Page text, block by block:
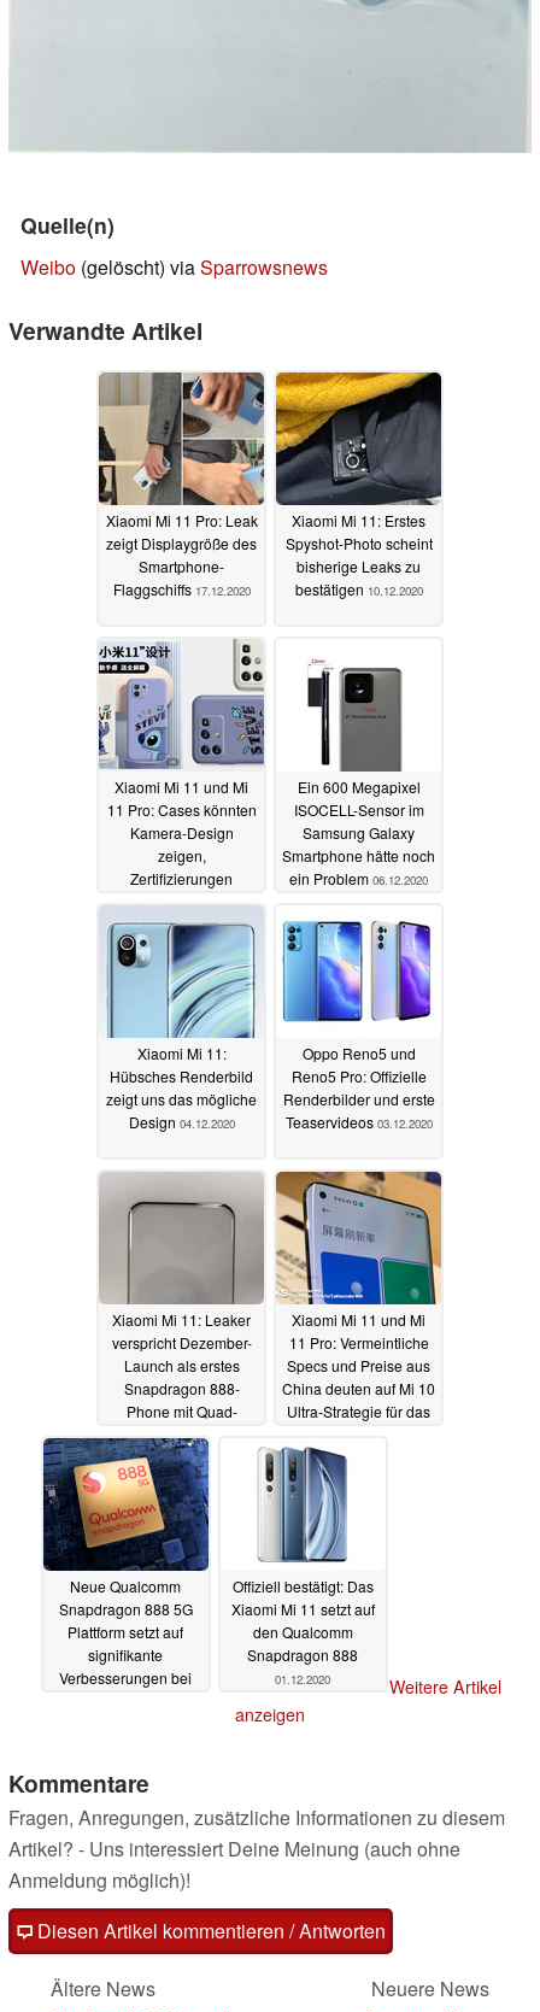
Quelle(n)
Weibo (gelöscht) viaSparrowsnews
Verwandte Artikel
Xiaomi Mi 11 Pro: Leak
zeigt Displaygröße des
Smartphone-
Flaggschiffs 17.12.2020
Xiaomi Mi 11: Erstes
Spyshot-Photo scheint
bisherige Leaks zu
bestätigen 10.12.2020
Xiaomi Mi 11 und Mi
11 Pro: Cases könnten
Kamera-Design
zeigen,
Zertifizierungen
verraten Akkugrößen
07.12.2020
Ein 600 Megapixel
ISOCELL-Sensor im
Samsung Galaxy
Smartphone hätte noch
ein Problem 06.12.2020
Xiaomi Mi 11:
Hübsches Renderbild
zeigt uns das mögliche
Design 04.12.2020
Oppo Reno5 und
Reno5 Pro: Offizielle
Renderbilder und erste
Teaservideos 03.12.2020
Xiaomi Mi 11: Leaker
verspricht Dezember-
Launch als erstes
Snapdragon 888-
Phone mit Quad-
Curve-Display03.12.2020
Xiaomi Mi 11 und Mi
11 Pro: Vermeintliche
Specs und Preise aus
China deuten auf Mi 10
Ultra-Strategie für das
Neue Qualcomm
Snapdragon 888 5G
Plattform setzt auf
signifikante
Verbesserungen bei
Offiziell bestätigt: Das
Xiaomi Mi 11 setzt auf
den Qualcomm
Snapdragon 888
01.12.2020
Weitere Artikel
anzeigen
Kommentare
Fragen, Anregungen, zusätzliche Informationen zu diesem
Artikel? - Uns interessiert Deine Meinung (auch ohne
Anmeldung möglich)!
Diesen Artikel kommentieren / Antworten
Ältere News
Neuere News